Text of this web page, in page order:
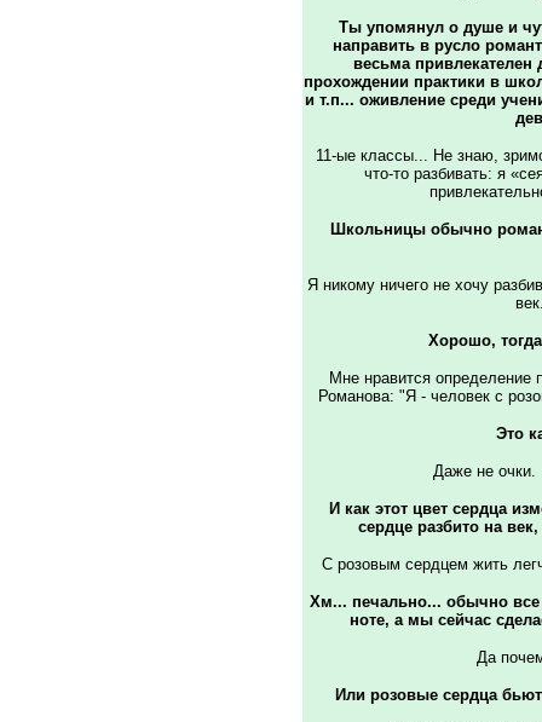
Ты упомянул о душе и
направить в русло
весьма привлекателен
прохождении практики в
и т.п... оживление среди
11-ые классы... Не знаю,
что-то разбивать: я
Школьницы обычно
Я никому ничего не хочу
Хорошо,
Мне нравится определение
Романова: "Я - человек с
Это
Даже не очки.
И как этот цвет сердца
сердце разбито на
С розовым сердцем жить
Хм... печально... обычно все
ноте, а мы сейчас
Да
Или розовые сердца